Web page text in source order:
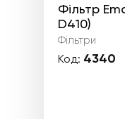
Фільтр
D410)
Фільтри
Код: 4340